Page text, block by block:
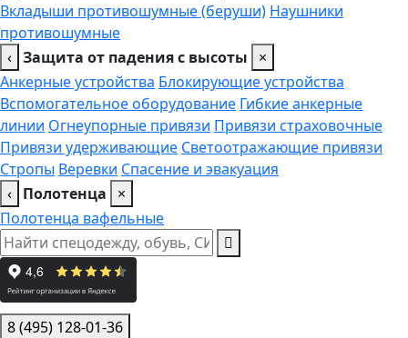
Вкладыши противошумные (беруши) Наушники
противошумные
‹ Защита от падения с высоты
×
Анкерные устройства Блокирующие устройства
Вспомогательное оборудование Гибкие анкерные
линии Огнеупорные привязи Привязи страховочные
Привязи удерживающие Светоотражающие привязи
Стропы Веревки Спасение и эвакуация
‹ Полотенца
×
Полотенца вафельные
8 (495) 128-01-36